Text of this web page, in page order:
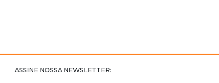
ASSINE NOSSA NEWSLETTER: